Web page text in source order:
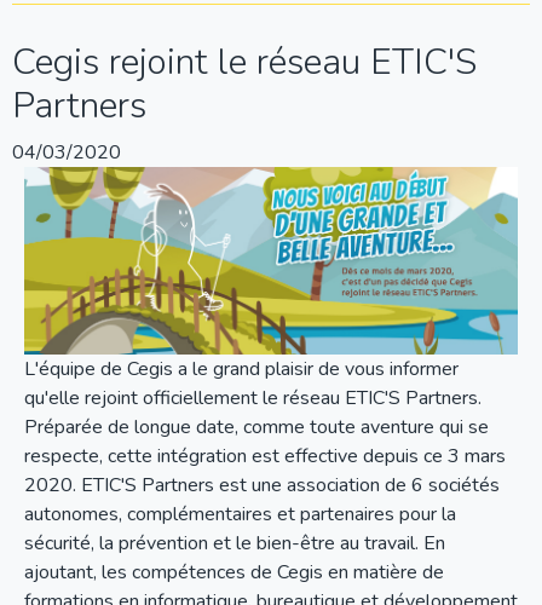
Cegis rejoint le réseau ETIC'S
Partners
04/03/2020
L'équipe de Cegis a le grand plaisir de vous informer
qu'elle rejoint officiellement le réseau ETIC'S Partners.
Préparée de longue date, comme toute aventure qui se
respecte, cette intégration est effective depuis ce 3 mars
2020. ETIC'S Partners est une association de 6 sociétés
autonomes, complémentaires et partenaires pour la
sécurité, la prévention et le bien-être au travail. En
ajoutant, les compétences de Cegis en matière de